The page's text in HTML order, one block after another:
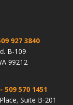
927 3840
B-109
99212
- 509 570 1451
Suite B-201